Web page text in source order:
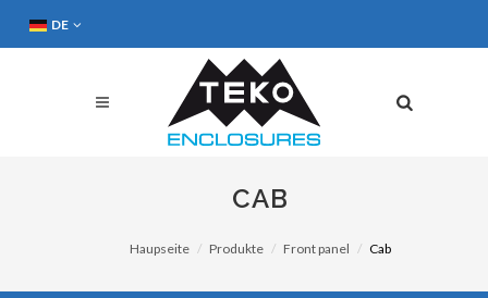
DE
CAB
Haupseite Produkte Front panel Cab